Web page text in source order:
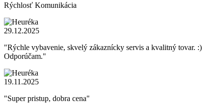
Rýchlosť Komunikácia
29.12.2025
"Rýchle vybavenie, skvelý zákaznícky servis a kvalitný tovar. :)
Odporúčam."
19.11.2025
"Super pristup, dobra cena"